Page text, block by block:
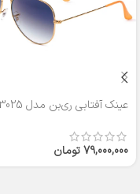
عینک آفتابی ری‌بن مدل RB3025
79,000,000تومان